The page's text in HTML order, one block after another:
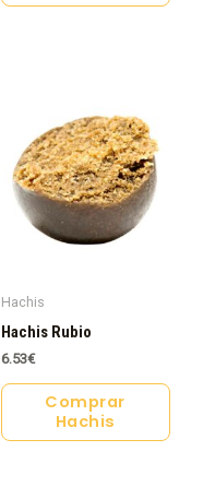
Hachis
Hachis Rubio
6.53€
Comprar
Hachis